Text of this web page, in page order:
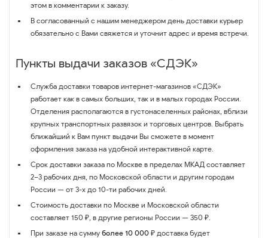
этом в комментарии к заказу.
В согласованный с нашим менеджером день доставки курьер
обязательно с Вами свяжется и уточнит адрес и время встречи.
Пункты выдачи заказов «СДЭК»
Служба доставки товаров интернет-магазинов «СДЭК»
работает как в самых больших, так и в малых городах России.
Отделения располагаются в густонаселенных районах, вблизи
крупных транспортных развязок и торговых центров. Выбрать
ближайший к Вам пункт выдачи Вы сможете в момент
оформления заказа на удобной интерактивной карте.
Срок доставки заказа по Москве в пределах МКАД составляет
2–3 рабочих дня, по Московской области и другим городам
России — от 3-х до 10-ти рабочих дней.
Стоимость доставки по Москве и Московской области
составляет 150 ₽, в другие регионы России — 350 ₽.
При заказе на сумму более 10 000 ₽ доставка будет